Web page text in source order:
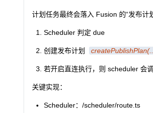
计划任务最终会落入 Fusion 的“发布计
Scheduler 判定 due
创建发布计划
若开启直连执行，则 scheduler 会
关键实现：
Scheduler：/scheduler/route.ts